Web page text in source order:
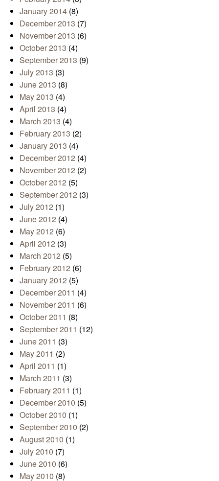
January 2014 (8)
December 2013 (7)
November 2013 (6)
October 2013 (4)
September 2013 (9)
July 2013 (3)
June 2013 (8)
May 2013 (4)
April 2013 (4)
March 2013 (4)
February 2013 (2)
January 2013 (4)
December 2012 (4)
November 2012 (2)
October 2012 (5)
September 2012 (3)
July 2012 (1)
June 2012 (4)
May 2012 (6)
April 2012 (3)
March 2012 (5)
February 2012 (6)
January 2012 (5)
December 2011 (4)
November 2011 (6)
October 2011 (8)
September 2011 (12)
June 2011 (3)
May 2011 (2)
April 2011 (1)
March 2011 (3)
February 2011 (1)
December 2010 (5)
October 2010 (1)
September 2010 (2)
August 2010 (1)
July 2010 (7)
June 2010 (6)
May 2010 (8)